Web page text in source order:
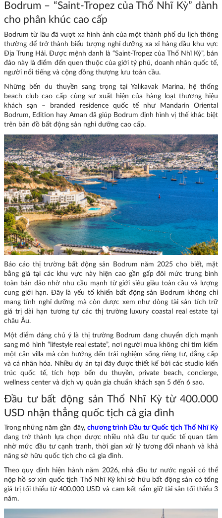
Bodrum – “Saint-Tropez của Thổ Nhĩ Kỳ” dành
cho phân khúc cao cấp
Bodrum từ lâu đã vượt xa hình ảnh của một thành phố du lịch thông
thường để trở thành biểu tượng nghỉ dưỡng xa xỉ hàng đầu khu vực
Địa Trung Hải. Được mệnh danh là “Saint-Tropez của Thổ Nhĩ Kỳ”, bán
đảo này là điểm đến quen thuộc của giới tỷ phú, doanh nhân quốc tế,
người nổi tiếng và cộng đồng thượng lưu toàn cầu.
Những bến du thuyền sang trọng tại Yalıkavak Marina, hệ thống
beach club cao cấp cùng sự xuất hiện của hàng loạt thương hiệu
khách sạn – branded residence quốc tế như Mandarin Oriental
Bodrum, Edition hay Aman đã giúp Bodrum định hình vị thế khác biệt
trên bản đồ bất động sản nghỉ dưỡng cao cấp.
Báo cáo thị trường bất động sản Bodrum năm 2025 cho biết, mặt
bằng giá tại các khu vực này hiện cao gần gấp đôi mức trung bình
toàn bán đảo nhờ nhu cầu mạnh từ giới siêu giàu toàn cầu và lượng
cung giới hạn. Đây là yếu tố khiến bất động sản Bodrum không chỉ
mang tính nghỉ dưỡng mà còn được xem như dòng tài sản tích trữ
giá trị dài hạn tương tự các thị trường luxury coastal real estate tại
châu Âu.
Một điểm đáng chú ý là thị trường Bodrum đang chuyển dịch mạnh
sang mô hình “lifestyle real estate”, nơi người mua không chỉ tìm kiếm
một căn villa mà còn hướng đến trải nghiệm sống riêng tư, đẳng cấp
và cá nhân hóa. Nhiều dự án tại đây được thiết kế bởi các studio kiến
trúc quốc tế, tích hợp bến du thuyền, private beach, concierge,
wellness center và dịch vụ quản gia chuẩn khách sạn 5 đến 6 sao.
Đầu tư bất động sản Thổ Nhĩ Kỳ từ 400.000
USD nhận thẳng quốc tịch cả gia đình
Trong những năm gần đây, chương trình Đầu tư Quốc tịch Thổ Nhĩ Kỳ
đang trở thành lựa chọn được nhiều nhà đầu tư quốc tế quan tâm
nhờ mức đầu tư cạnh tranh, thời gian xử lý tương đối nhanh và khả
năng sở hữu quốc tịch cho cả gia đình.
Theo quy định hiện hành năm 2026, nhà đầu tư nước ngoài có thể
nộp hồ sơ xin quốc tịch Thổ Nhĩ Kỳ khi sở hữu bất động sản có tổng
giá trị tối thiểu từ 400.000 USD và cam kết nắm giữ tài sản tối thiểu 3
năm.